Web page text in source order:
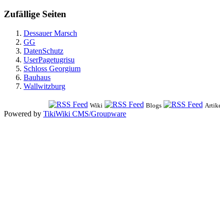
Zufällige Seiten
Dessauer Marsch
GG
DatenSchutz
UserPagetugrisu
Schloss Georgium
Bauhaus
Wallwitzburg
Wiki Blogs
Powered by TikiWiki CMS/Groupware